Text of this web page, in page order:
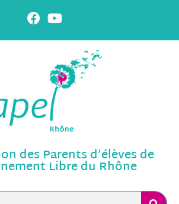
des Parents d’élèves de
Libre du Rhône